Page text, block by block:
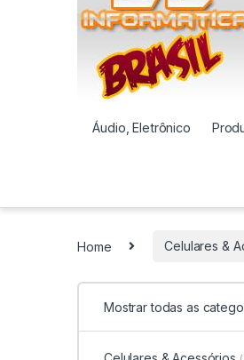
Áudio, Eletrônico
Home Celulares &
Mostrar todas as